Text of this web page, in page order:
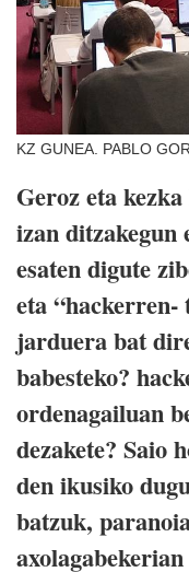
KZ GUNEA. PABLO
Geroz eta
izan ditzakegun
esaten digute
eta
jarduera bat
babesteko?
ordenagailuan
dezakete? Saio
den ikusiko
batzuk,